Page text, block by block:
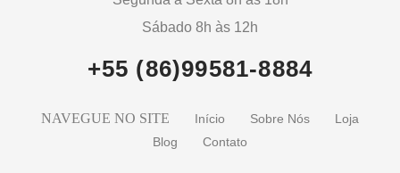
Sábado 8h às 12h
+55 (86)99581-8884
NAVEGUE NO SITE Início Sobre Nós
Loja
Blog
Contato